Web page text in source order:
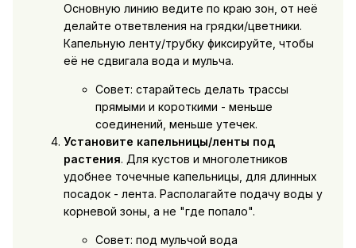
Основную линию ведите по краю зон, от неё
делайте ответвления на грядки/цветники.
Капельную ленту/трубку фиксируйте, чтобы
её не сдвигала вода и мульча.
Совет: старайтесь делать трассы
прямыми и короткими - меньше
соединений, меньше утечек.
Установите капельницы/ленты под
растения. Для кустов и многолетников
удобнее точечные капельницы, для длинных
посадок - лента. Располагайте подачу воды у
корневой зоны, а не "где попало".
Совет: под мульчой вода